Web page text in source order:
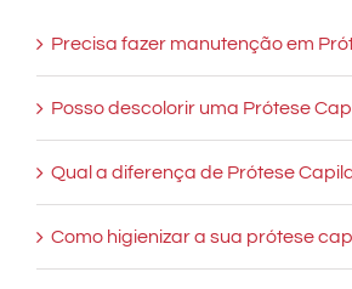
Precisa fazer manutenção em
Posso descolorir uma Prótese
Qual a diferença de Prótese
Como higienizar a sua prótese